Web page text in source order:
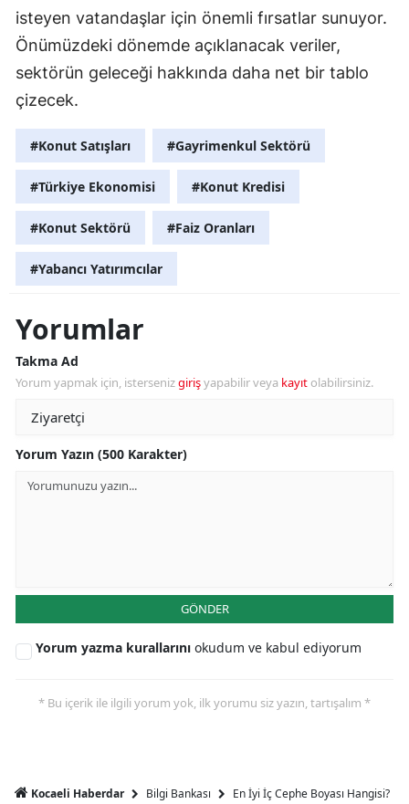
isteyen vatandaşlar için önemli fırsatlar sunuyor.
Önümüzdeki dönemde açıklanacak veriler,
sektörün geleceği hakkında daha net bir tablo
çizecek.
#Konut Satışları #Gayrimenkul Sektörü
#Türkiye Ekonomisi #Konut Kredisi
#Konut Sektörü #Faiz Oranları
#Yabancı Yatırımcılar
Yorumlar
Takma Ad
Yorum yapmak için, istersenizgirişyapabilir veya kayıt olabilirsiniz.
Yorum Yazın (500 Karakter)
GÖNDER
Yorum yazma kurallarını okudum ve kabul ediyorum
* Bu içerik ile ilgili yorum yok, ilk yorumu siz yazın, tartışalım *
Kocaeli Haberdar Bilgi Bankası En İyi İç Cephe Boyası Hangisi?